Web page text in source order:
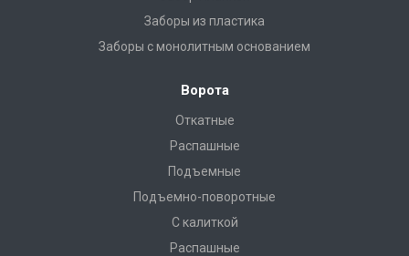
Заборы из пластика
Заборы с монолитным основанием
Ворота
Откатные
Распашные
Подъемные
Подъемно-поворотные
С калиткой
Распашные